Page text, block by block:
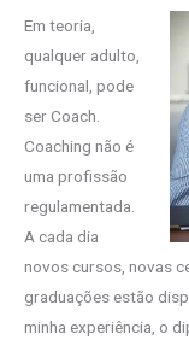
Em teoria,
qualquer adulto,
funcional, pode
ser Coach.
Coaching não é
uma profissão
regulamentada.
A cada dia
novos cursos, novas
graduações estão
minha experiência, o